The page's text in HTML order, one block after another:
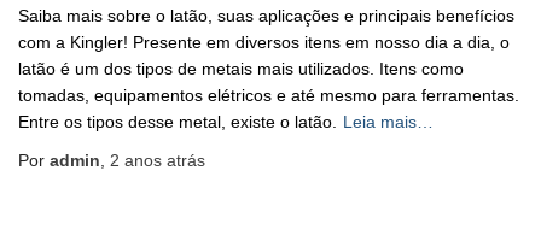
Saiba mais sobre o latão, suas aplicações e principais benefícios
com a Kingler! Presente em diversos itens em nosso dia a dia, o
latão é um dos tipos de metais mais utilizados. Itens como
tomadas, equipamentos elétricos e até mesmo para ferramentas.
Entre os tipos desse metal, existe o latão.
Leia mais…
Por admin 2 anos atrás